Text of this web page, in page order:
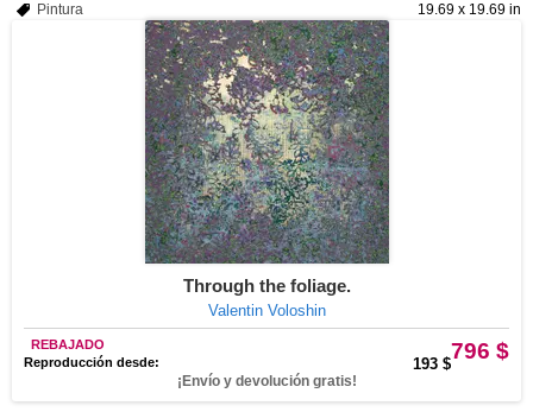
19.69 x 19.69 in
Pintura
Through the foliage.
Valentin Voloshin
796 $
REBAJADO
Reproducción desde:
193 $
¡Envío y devolución gratis!